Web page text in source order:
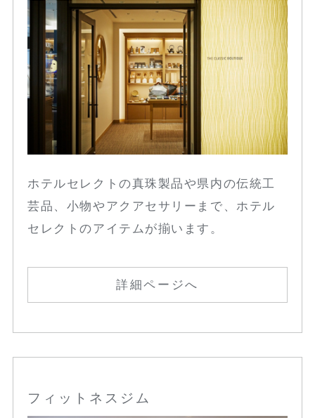
ホテルセレクトの真珠製品や県内の伝統工
芸品、小物やアクアセサリーまで、ホテル
セレクトのアイテムが揃います。
詳細ページへ
フィットネスジム